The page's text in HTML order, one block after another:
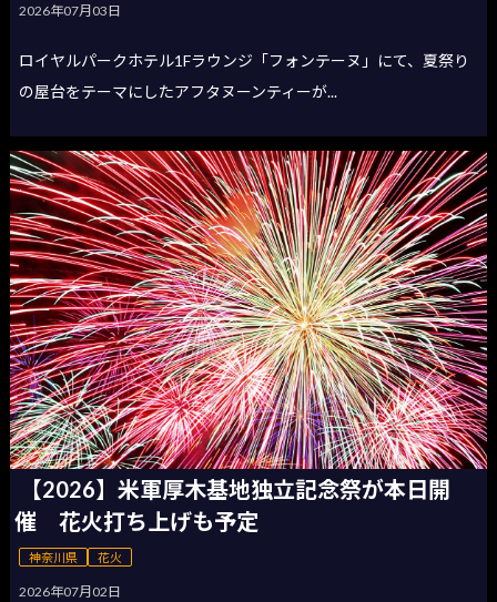
2026年07月03日
ロイヤルパークホテル1Fラウンジ「フォンテーヌ」にて、夏祭り
の屋台をテーマにしたアフタヌーンティーが...
【2026】米軍厚木基地独立記念祭が本日開
催 花火打ち上げも予定
神奈川県 花火
2026年07月02日